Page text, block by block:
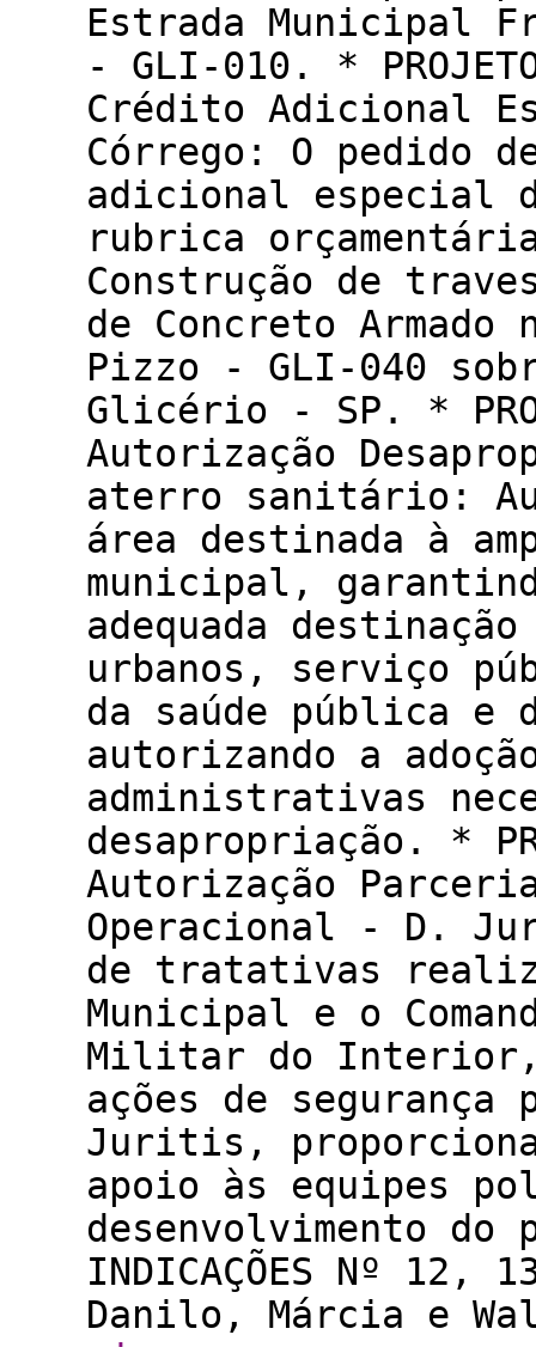
Estrada Municipal
- GLI-010. *
Crédito Adicional
Córrego: O pedido
adicional especial
rubrica
Construção de
de Concreto
Pizzo - GLI-040
Glicério - SP. *
Autorização
aterro sanitário:
área destinada à
municipal,
adequada
urbanos, serviço
da saúde pública e
autorizando a
administrativas
desapropriação. *
Autorização
Operacional - D.
de tratativas
Municipal e o
Militar do Interior,
ações de
Juritis,
apoio às equipes
desenvolvimento
INDICAÇÕES Nº 12,
Danilo, Márcia e